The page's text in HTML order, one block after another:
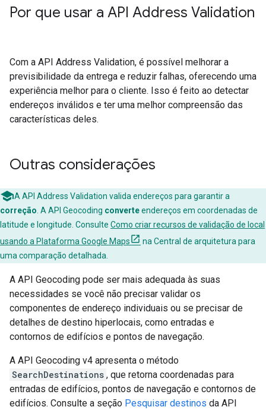
Por que usar a API Address Validation
Com a API Address Validation, é possível melhorar a
previsibilidade da entrega e reduzir falhas, oferecendo uma
experiência melhor para o cliente. Isso é feito ao detectar
endereços inválidos e ter uma melhor compreensão das
características deles.
Outras considerações
A API Address Validation valida endereços para garantir a
correção . A API Geocoding converteendereços em coordenadas de
latitude e longitude. Consulte Como criar recursos de validação de local
usando a Plataforma Google Maps
na Central de arquitetura para
uma comparação detalhada.
A API Geocoding pode ser mais adequada às suas
necessidades se você não precisar validar os
componentes de endereço individuais ou se precisar de
detalhes de destino hiperlocais, como entradas e
contornos de edifícios e pontos de navegação.
A API Geocoding v4 apresenta o método
SearchDestinations , que retorna coordenadas para
entradas de edifícios, pontos de navegação e contornos de
edifícios. Consulte a seção Pesquisar destinos da API